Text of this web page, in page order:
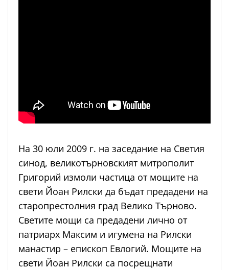
На 30 юли 2009 г. на заседание на Светия
синод, великотърновският митрополит
Григорий измоли частица от мощите на
свети Йоан Рилски да бъдат предадени на
старопрестолния град Велико Търново.
Светите мощи са предадени лично от
патриарх Максим и игумена на Рилски
манастир – епископ Евлогий. Мощите на
свети Йоан Рилски са посрещнати